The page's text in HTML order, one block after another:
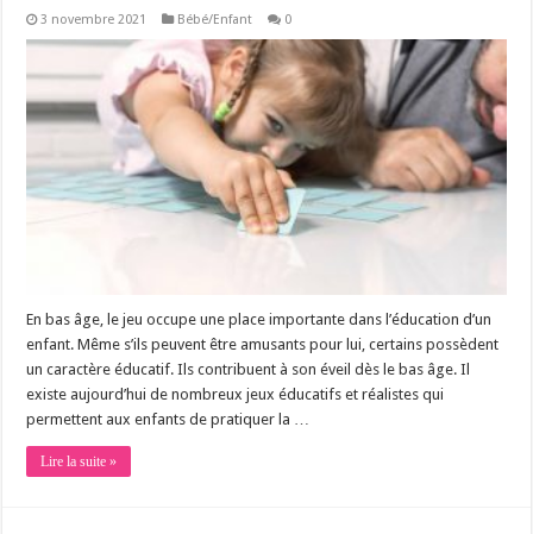
3 novembre 2021 Bébé/Enfant 0
En bas âge, le jeu occupe une place importante dans l’éducation d’un
enfant. Même s’ils peuvent être amusants pour lui, certains possèdent
un caractère éducatif. Ils contribuent à son éveil dès le bas âge. Il
existe aujourd’hui de nombreux jeux éducatifs et réalistes qui
permettent aux enfants de pratiquer la …
Lire la suite »